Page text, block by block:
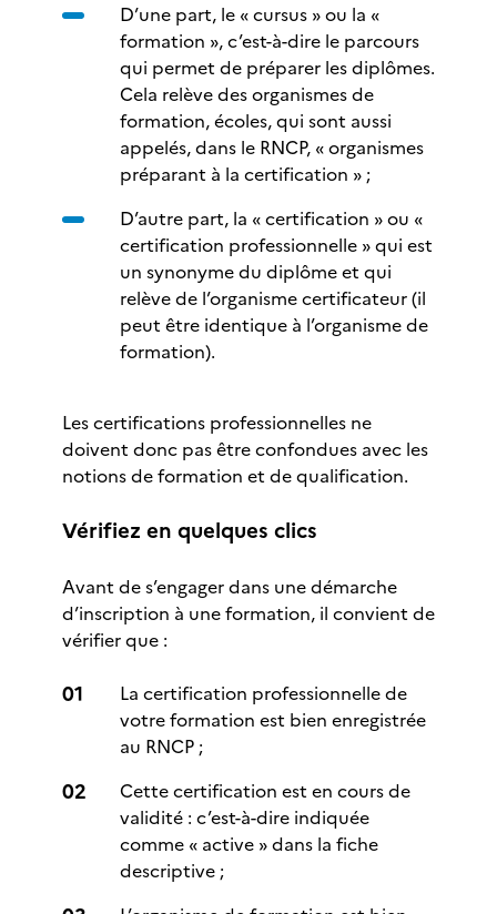
D’une part, le « cursus » ou la «
formation », c’est-à-dire le parcours
qui permet de préparer les diplômes.
Cela relève des organismes de
formation, écoles, qui sont aussi
appelés, dans le RNCP, « organismes
préparant à la certification » ;
D’autre part, la « certification » ou «
certification professionnelle » qui est
un synonyme du diplôme et qui
relève de l’organisme certificateur (il
peut être identique à l’organisme de
formation).
Les certifications professionnelles ne
doivent donc pas être confondues avec les
notions de formation et de qualification.
Vérifiez en quelques clics
Avant de s’engager dans une démarche
d’inscription à une formation, il convient de
vérifier que :
La certification professionnelle de
votre formation est bien enregistrée
au RNCP ;
Cette certification est en cours de
validité : c’est-à-dire indiquée
comme « active » dans la fiche
descriptive ;